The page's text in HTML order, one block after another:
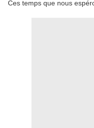
Ces temps que nous